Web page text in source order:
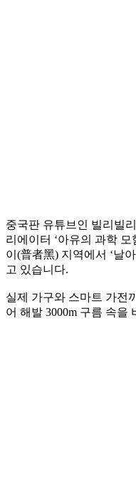
중국판 유튜브인 빌리빌
리에이터 ‘아유의 과학 모
이(普者黑) 지역에서 ‘날
고 있습니다.
실제 가구와 스마트 가전
어 해발 3000m 구름 속을